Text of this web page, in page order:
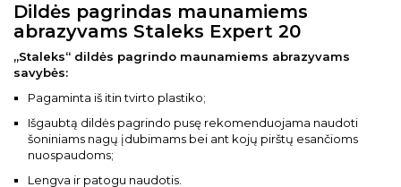
Dildės pagrindas maunamiems
abrazyvams Staleks Expert 20
„Staleks“ dildės pagrindo maunamiems abrazyvams
savybės:
Pagaminta iš itin tvirto plastiko;
Išgaubtą dildės pagrindo pusę rekomenduojama naudoti
šoniniams nagų įdubimams bei ant kojų pirštų esančioms
nuospaudoms;
Lengva ir patogu naudotis.